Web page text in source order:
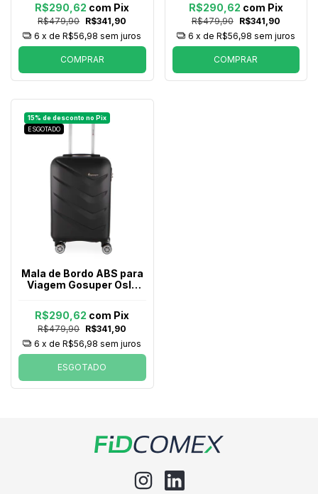
R$479,90 R$341,90
R$290,62 com Pix
6 x deR$56,98 sem juros
COMPRAR
Royal
R$479,90 R$341,90
R$290,62 com Pix
6 x de R$56,98 sem juros
COMPRAR
ESGOTADO
Mala de Bordo ABS para
Viagem Gosuper Oslo
R$479,90 R$341,90
R$290,62 com Pix
6 x deR$56,98 sem juros
ESGOTADO